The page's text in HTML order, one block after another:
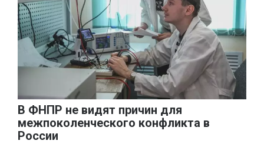
В ФНПР не видят причин для
межпоколенческого конфликта в
России